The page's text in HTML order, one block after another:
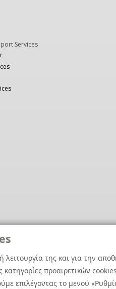
λειτουργία της και για την
προαιρετικών
επιλέγοντας το μενού
Services